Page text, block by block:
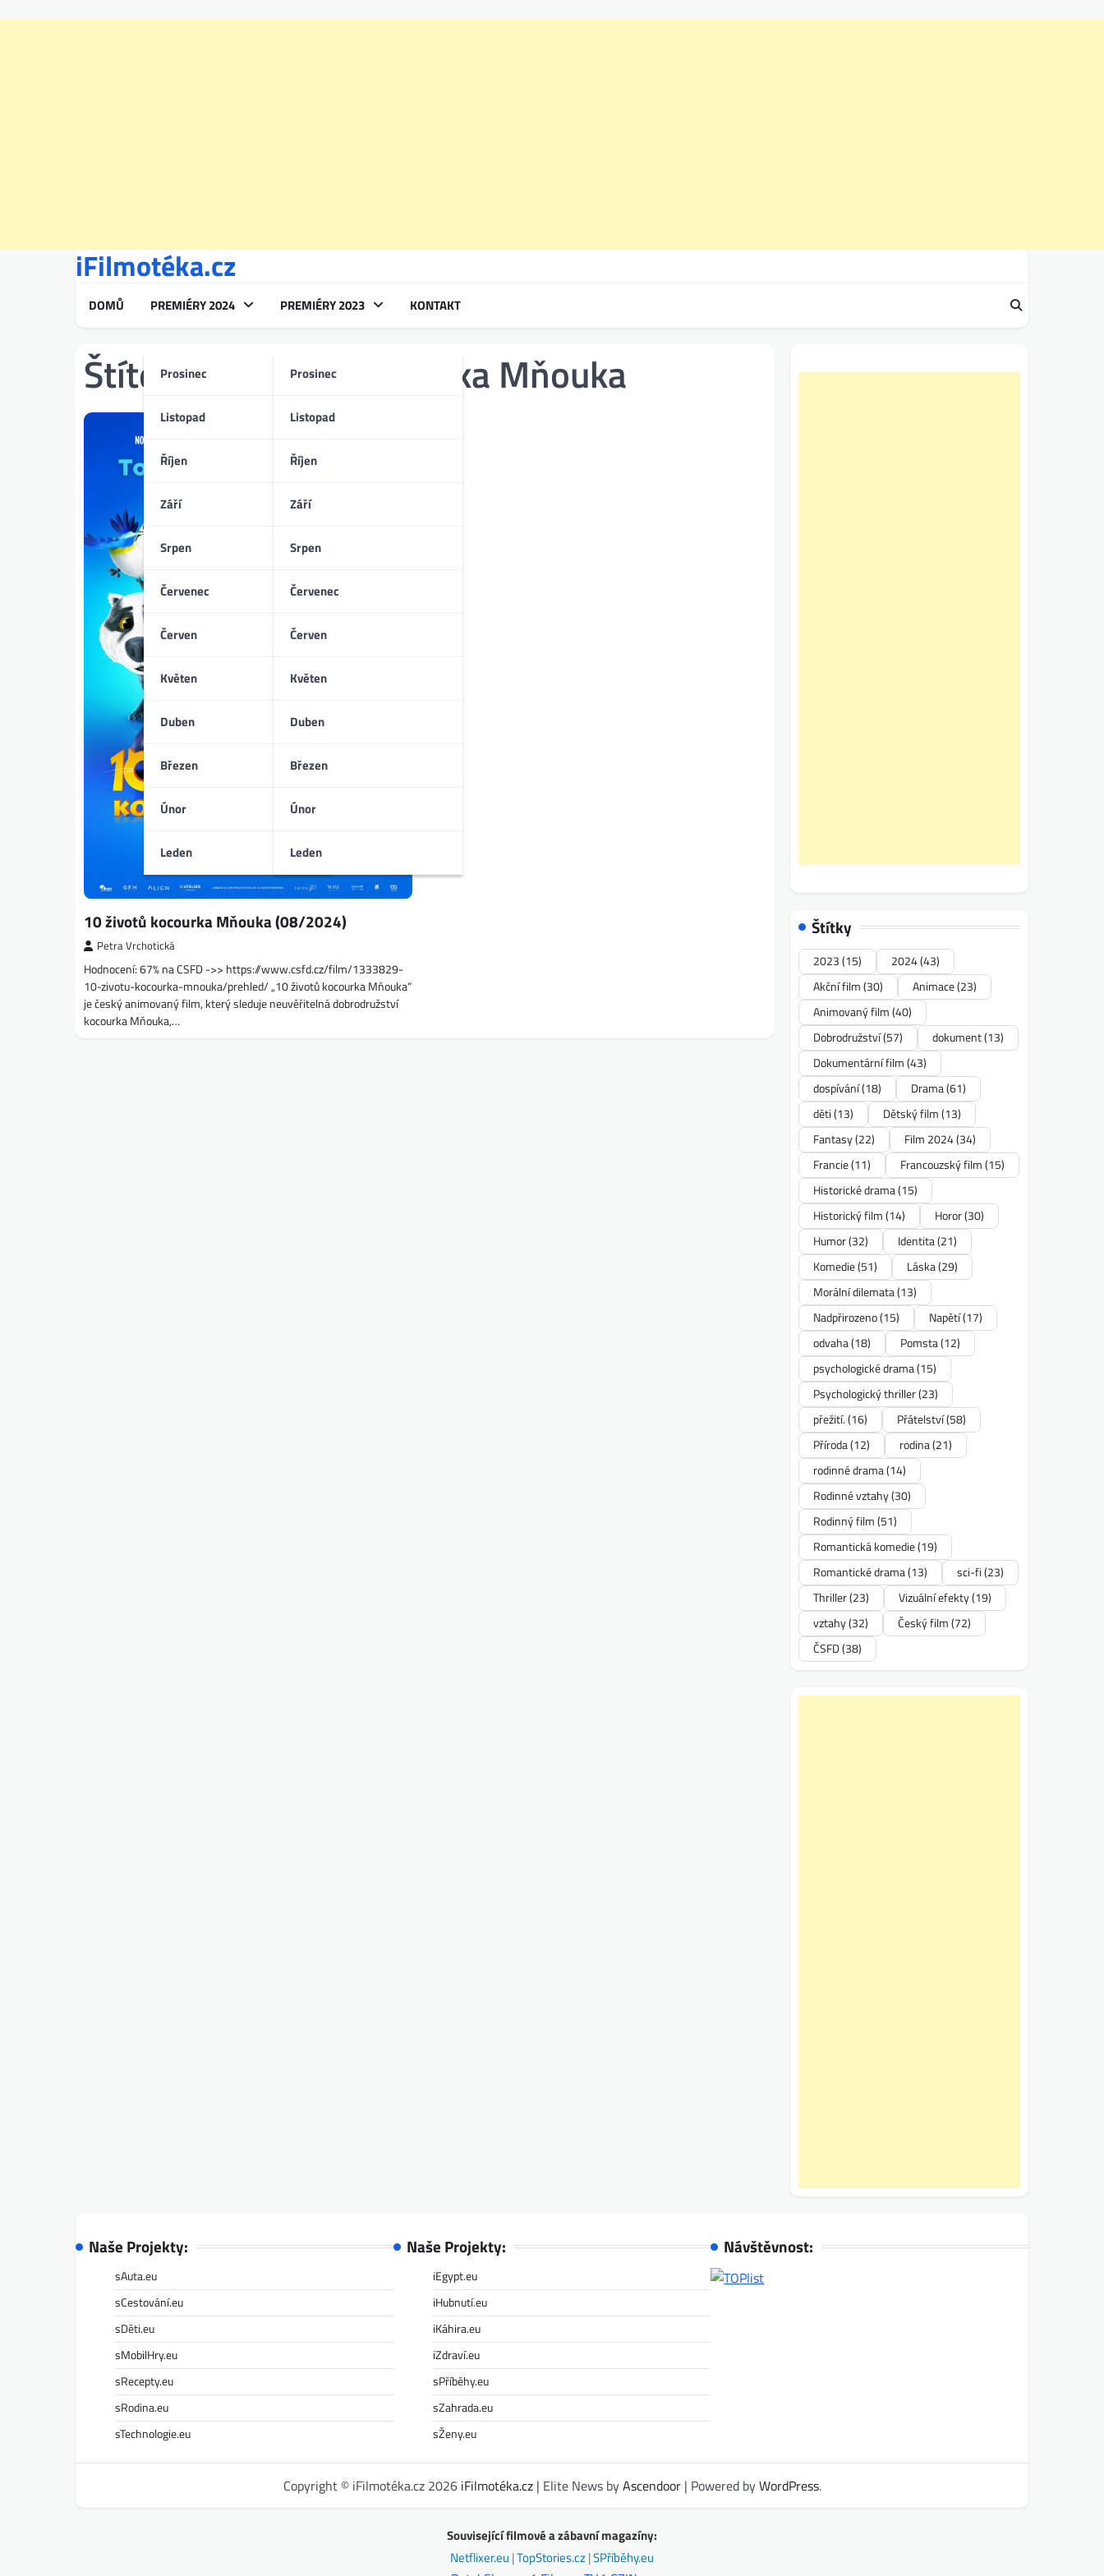
iFilmotéka.cz
DOMŮ PREMIÉRY 2024
Prosinec
Listopad
Říjen
Září
Srpen
Červenec
Červen
Květen
Duben
Březen
Únor
Leden
PREMIÉRY 2023
Prosinec
Listopad
Říjen
Září
Srpen
Červenec
Červen
Květen
Duben
Březen
Únor
Leden
KONTAKT
Štítek:10 životů kocourka Mňouka
10 životů kocourka Mňouka (08/2024)
Petra Vrchotická
Hodnocení: 67% na CSFD ->> https://www.csfd.cz/film/1333829-
10-zivotu-kocourka-mnouka/prehled/ „10 životů kocourka Mňouka“
je český animovaný film, který sleduje neuvěřitelná dobrodružství
kocourka Mňouka,…
Štítky
2023(15) 2024(43)
Akční film(30) Animace(23)
Animovaný film(40)
Dobrodružství(57) dokument(13)
Dokumentární film(43)
dospívání(18) Drama(61)
děti(13) Dětský film(13)
Fantasy(22) Film 2024(34)
Francie(11) Francouzský film(15)
Historické drama(15)
Historický film(14) Horor(30)
Humor(32) Identita(21)
Komedie(51) Láska(29)
Morální dilemata(13)
Nadpřirozeno(15) Napětí(17)
odvaha(18) Pomsta(12)
psychologické drama(15)
Psychologický thriller(23)
přežití.(16) Přátelství(58)
Příroda(12) rodina(21)
rodinné drama(14)
Rodinné vztahy(30)
Rodinný film(51)
Romantická komedie(19)
Romantické drama(13) sci-fi(23)
Thriller(23) Vizuální efekty(19)
vztahy(32) Český film(72)
ČSFD(38)
Naše Projekty:
sAuta.eu
sCestování.eu
sDěti.eu
sMobilHry.eu
sRecepty.eu
sRodina.eu
sTechnologie.eu
Naše Projekty:
iEgypt.eu
iHubnutí.eu
iKáhira.eu
iZdraví.eu
sPříběhy.eu
sZahrada.eu
sŽeny.eu
Návštěvnost:
Copyright © iFilmotéka.cz 2026 iFilmotéka.cz| Elite News byAscendoor| Powered byWordPress.
Související filmové a zábavní magazíny:
Netflixer.eu |TopStories.cz|SPříběhy.eu